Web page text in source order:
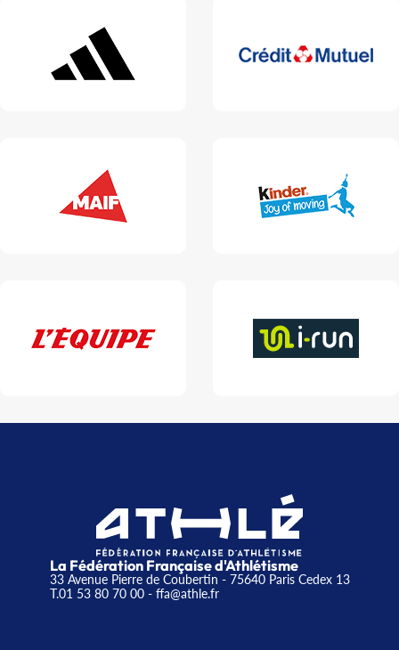
La Fédération Française d'Athlétisme
33 Avenue Pierre de Coubertin - 75640 Paris Cedex 13
T.01 53 80 70 00- ffa@athle.fr